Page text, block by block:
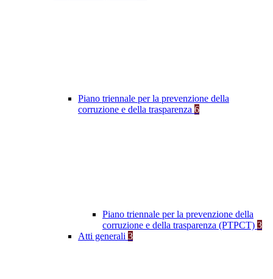
Piano triennale per la prevenzione della
corruzione e della trasparenza 6
Piano triennale per la prevenzione della
corruzione e della trasparenza (PTPCT) 3
Atti generali 3